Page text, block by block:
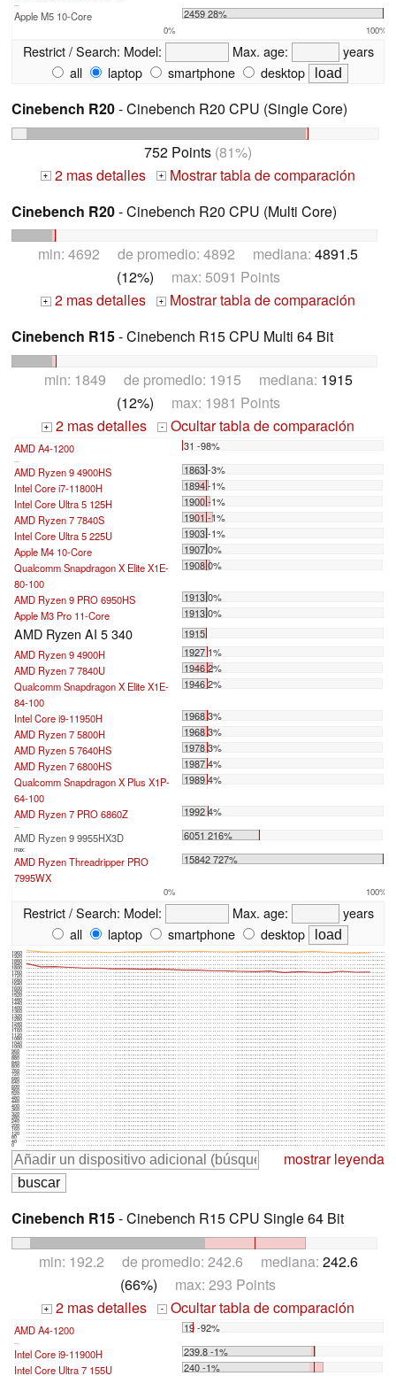
Apple M5 10-Core 2459 28%
0% 100%
Restrict / Search: Model: Max. age:
years
all
laptop smartphone desktop
Cinebench R20- Cinebench R20 CPU (Single Core)
752 Points (81%)
+ 2 mas detalles +
Mostrar tabla de comparación
Cinebench R20- Cinebench R20 CPU (Multi Core)
min: 4692 de promedio: 4892 mediana: 4891.5
(12%) max: 5091 Points
+ 2 mas detalles +
Mostrar tabla de comparación
Cinebench R15- Cinebench R15 CPU Multi 64 Bit
min: 1849 de promedio: 1915 mediana: 1915
(12%) max: 1981 Points
+ 2 mas detalles - Ocultar tabla de comparación
AMD A4-1200 31 -98%
...
AMD Ryzen 9 4900HS
1863 -3%
Intel Core i7-11800H
1894 -1%
Intel Core Ultra 5 125H
1900 -1%
AMD Ryzen 7 7840S
1901 -1%
Intel Core Ultra 5 225U
1903 -1%
Apple M4 10-Core
1907 0%
Qualcomm Snapdragon X Elite X1E-
80-100
1908 0%
AMD Ryzen 9 PRO 6950HS
1913 0%
Apple M3 Pro 11-Core
1913 0%
AMD Ryzen AI 5 340
1915
AMD Ryzen 9 4900H
1927 1%
AMD Ryzen 7 7840U
1946 2%
Qualcomm Snapdragon X Elite X1E-
84-100
1946 2%
Intel Core i9-11950H
1968 3%
AMD Ryzen 7 5800H
1968 3%
AMD Ryzen 5 7640HS
1978 3%
AMD Ryzen 7 6800HS
1987 4%
Qualcomm Snapdragon X Plus X1P-
64-100
1989 4%
AMD Ryzen 7 PRO 6860Z 1992 4%
...
AMD Ryzen 9 9955HX3D 6051 216%
max:
AMD Ryzen Threadripper PRO
7995WX
15842 727%
0% 100%
Restrict / Search: Model: Max. age:
years
all
laptop smartphone desktop
0
40
80
120
160
200
240
280
320
360
400
440
480
520
560
600
640
680
720
760
800
840
880
920
960
1000
1040
1080
1120
1160
1200
1240
1280
1320
1360
1400
1440
1480
1520
1560
1600
1640
1680
1720
1760
1800
1840
1880
1920
1960
mostrar leyenda
Cinebench R15- Cinebench R15 CPU Single 64 Bit
min: 192.2 de promedio: 242.6 mediana: 242.6
(66%) max: 293 Points
+ 2 mas detalles - Ocultar tabla de comparación
AMD A4-1200 19 -92%
...
Intel Core i9-11900H
239.8 -1%
Intel Core Ultra 7 155U
240 -1%